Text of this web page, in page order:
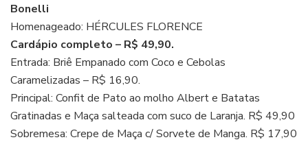
Bonelli
Homenageado: HÉRCULES FLORENCE
Cardápio completo – R$ 49,90.
Entrada: Briê Empanado com Coco e Cebolas
Caramelizadas – R$ 16,90.
Principal: Confit de Pato ao molho Albert e Batatas
Gratinadas e Maça salteada com suco de Laranja. R$ 49,90
Sobremesa: Crepe de Maça c/ Sorvete de Manga. R$ 17,90